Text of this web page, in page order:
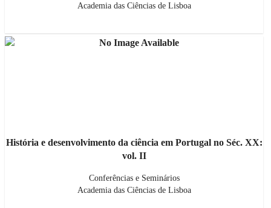
Academia das Ciências de Lisboa
História e desenvolvimento da ciência em Portugal no Séc. XX:
vol. II
Conferências e Seminários
Academia das Ciências de Lisboa